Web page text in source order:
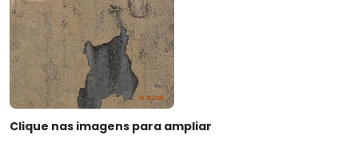
Clique nas imagens para ampliar